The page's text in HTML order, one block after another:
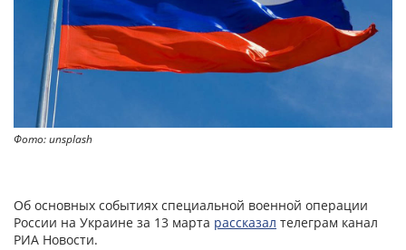
Фото: unsplash
Об основных событиях специальной военной операции
России на Украине за 13 марта рассказал телеграм канал
РИА Новости.